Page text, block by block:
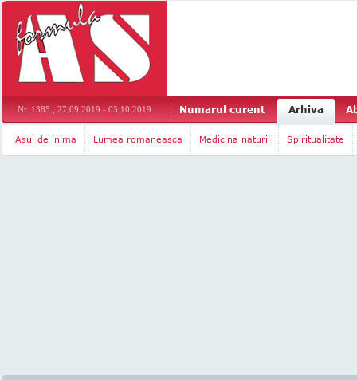
Nr. 1385 , 27.09.2019 - 03.10.2019 Numarul curent Arhiva
Asul de inima Lumea romaneasca Medicina naturii Spiritualitate